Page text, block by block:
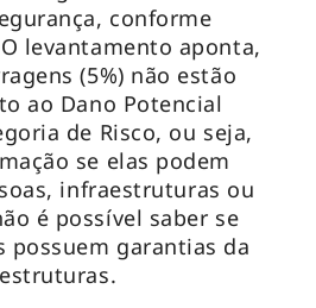
conforme
levantamento aponta,
(5%) não estão
ao Dano Potencial
de Risco, ou seja,
se elas podem
infraestruturas ou
é possível saber se
possuem garantias da